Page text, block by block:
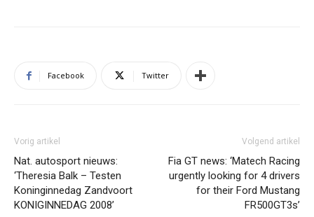
Facebook Twitter
Vorig artikel
Nat. autosport nieuws:
‘Theresia Balk – Testen
Koninginnedag Zandvoort
KONIGINNEDAG 2008’
Volgend artikel
Fia GT news: ‘Matech Racing
urgently looking for 4 drivers
for their Ford Mustang
FR500GT3s’